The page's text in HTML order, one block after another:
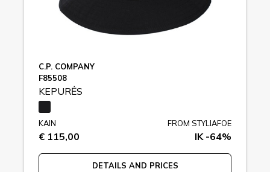
C.P. COMPANY
F85508
KEPURĖS
KAIN
€ 115,00
FROM STYLIAFOE
IK -64%
DETAILS AND PRICES